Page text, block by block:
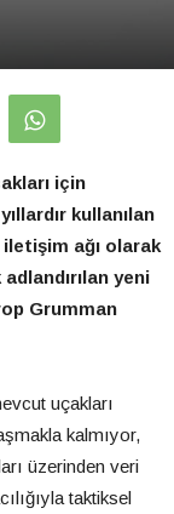
için
kullanılan
ağı olarak
yeni
Grumman
uçakları
kalmıyor,
üzerinden veri
taktiksel